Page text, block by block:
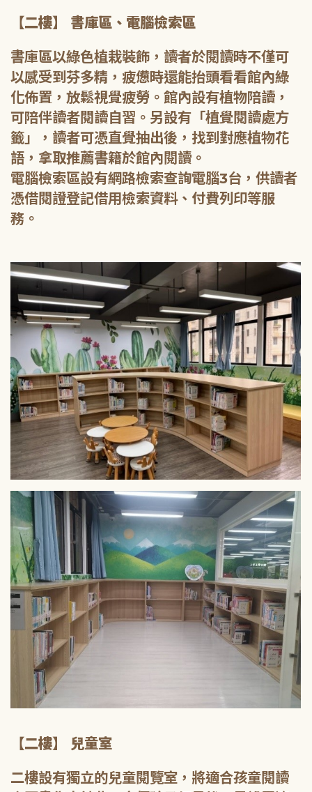
【二樓】 書庫區、電腦檢索區
書庫區以綠色植栽裝飾，讀者於閱讀時不僅可
以感受到芬多精，疲憊時還能抬頭看看館內綠
化佈置，放鬆視覺疲勞。館內設有植物陪讀，
可陪伴讀者閱讀自習。另設有「植覺閱讀處方
籤」，讀者可憑直覺抽出後，找到對應植物花
語，拿取推薦書籍於館內閱讀。
電腦檢索區設有網路檢索查詢電腦3台，供讀者
憑借閱證登記借用檢索資料、付費列印等服
務。
【二樓】 兒童室
二樓設有獨立的兒童閱覽室，將適合孩童閱讀